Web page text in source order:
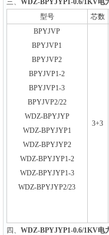
三、 WDZ-BPYJYP1-0.6/1KV电
型号
芯数
BPYJVP
BPYJVP1
BPYJVP2
BPYJVP1-2
BPYJVP1-3
BPYJVP2/22
WDZ-BPYJYP
WDZ-BPYJYP1
WDZ-BPYJYP2
WDZ-BPYJYP1-2
WDZ-BPYJYP1-3
WDZ-BPYJYP2/23
3+3
四、 WDZ-BPYJYP1-0.6/1KV电